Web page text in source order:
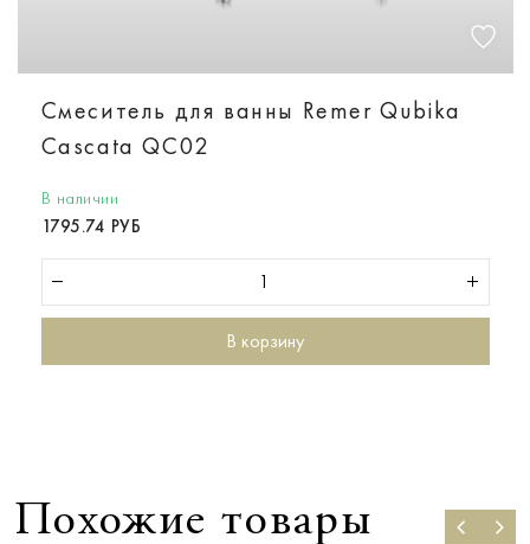
Смеситель для ванны Remer Qubika
Cascata QC02
В наличии
1795.74 РУБ
В корзину
Похожие товары